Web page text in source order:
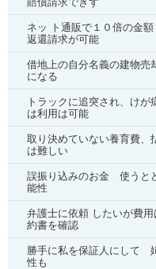
ネッ ト通販で１０倍の金
返還請求が可能
借地上の自分名義の建物売
になる
トラックに追突され、け
は利用は可能
取り決めていない養育費、
は難しい
誤振り込みのお金 使うと
能性
弁護士に依頼 したいが費
約書を確認
勝手に私を保証人にして
性も